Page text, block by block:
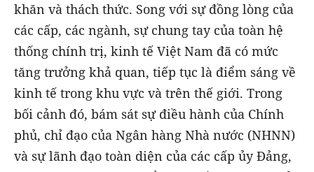
khăn và thách thức. Song với sự đồng lòng của
các cấp, các ngành, sự chung tay của toàn hệ
thống chính trị, kinh tế Việt Nam đã có mức
tăng trưởng khả quan, tiếp tục là điểm sáng về
kinh tế trong khu vực và trên thế giới. Trong
bối cảnh đó, bám sát sự điều hành của Chính
phủ, chỉ đạo của Ngân hàng Nhà nước (NHNN)
và sự lãnh đạo toàn diện của các cấp ủy Đảng,